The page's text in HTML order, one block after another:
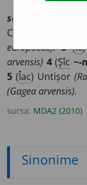
sc
Calce
europaeus). 3(Îc
arvensis) 4(Șîc ~-
5 (Îac) Untișor
(Gagea arvensis).
sursa: MDA2 (2010)
Sinonime